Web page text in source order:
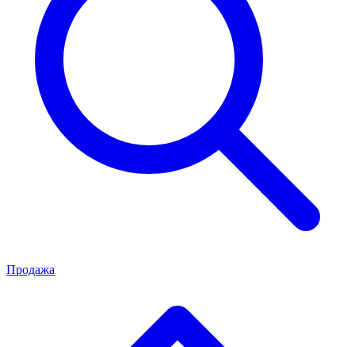
Продажа